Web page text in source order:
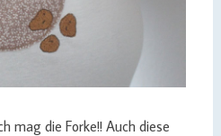
mag die Forke!! Auch diese